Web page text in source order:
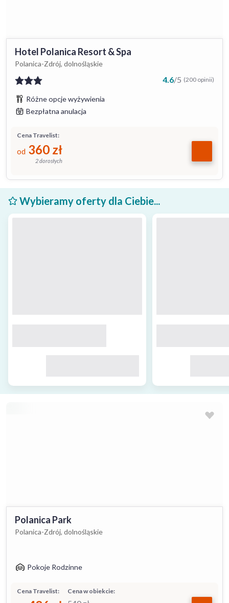
Hotel Polanica Resort & Spa
Polanica-Zdrój, dolnośląskie
4.6/5 (200 opinii)
Różne opcje wyżywienia
Bezpłatna anulacja
Cena Travelist:
od 360 zł
2 dorosłych
Wybieramy oferty dla Ciebie...
Polanica Park
Polanica-Zdrój, dolnośląskie
Pokoje Rodzinne
Cena w obiekcie:
Cena Travelist: